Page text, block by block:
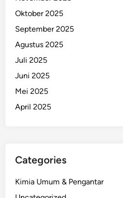
Oktober 2025
September 2025
Agustus 2025
Juli 2025
Juni 2025
Mei 2025
April 2025
Categories
Kimia Umum & Pengantar